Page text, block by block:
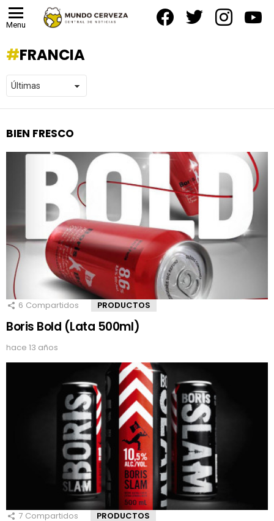
Menu
FRANCIA
BIEN FRESCO
6 Compartidos PRODUCTOS
Boris Bold (Lata 500ml)
hace 13 años
7 Compartidos PRODUCTOS